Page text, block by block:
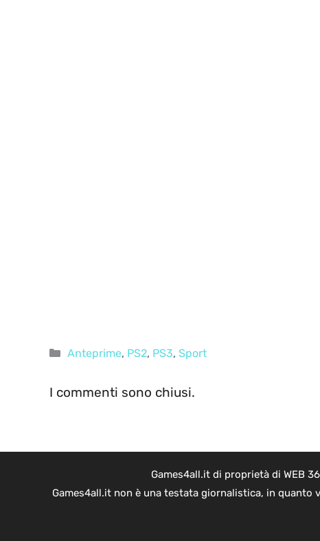
Categorie
Anteprime, PS2, PS3, Sport
I commenti sono chiusi.
Games4all.it di proprietà di WEB
Games4all.it non è una testata giornalistica, in